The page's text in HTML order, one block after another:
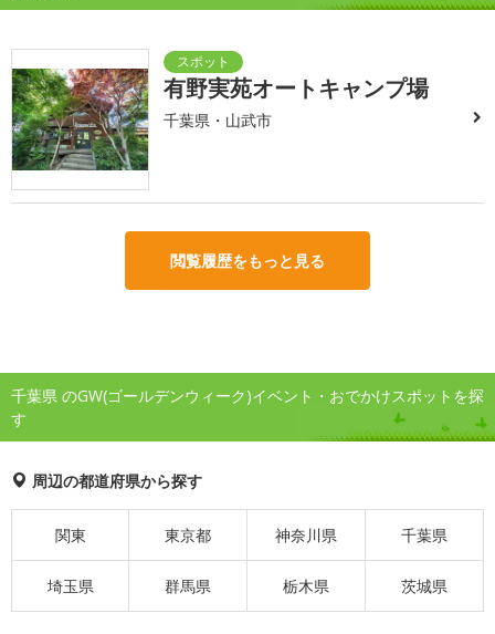
有野実苑オートキャンプ場
千葉県・山武市
閲覧履歴をもっと見る
千葉県 のGW(ゴールデンウィーク)イベント・おでかけスポットを探
す
周辺の都道府県から探す
関東 東京都 神奈川県 千葉県
埼玉県 群馬県 栃木県 茨城県